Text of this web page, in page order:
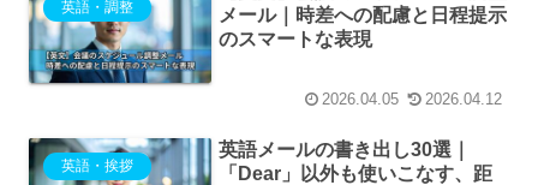
英語・調整
メール｜時差への配慮と日程提示
のスマートな表現
2026.04.05 2026.04.12
英語・挨拶
英語メールの書き出し30選｜
「Dear」以外も使いこなす、距